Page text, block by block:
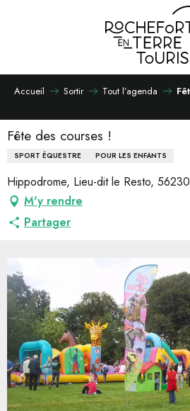
Accueil Sortir Tout l’agenda
Fête des courses !
SPORT ÉQUESTRE POUR LES ENFANTS
Hippodrome, Lieu-dit le Resto,
M'y rendre
Partager